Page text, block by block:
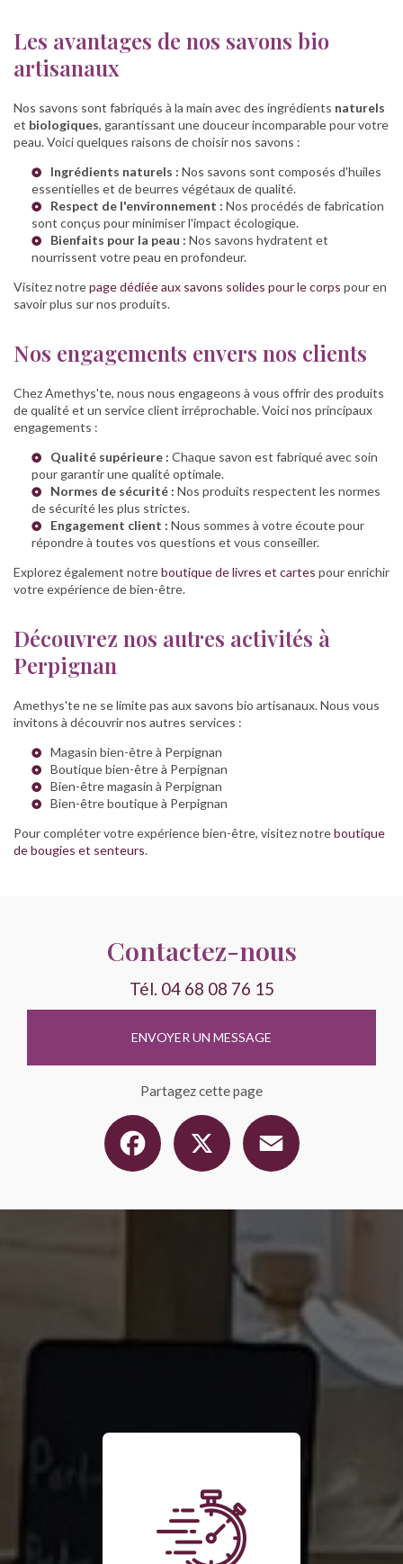
Les avantages de nos savons bio
artisanaux
Nos savons sont fabriqués à la main avec des ingrédients naturels
et biologiques, garantissant une douceur incomparable pour votre
peau. Voici quelques raisons de choisir nos savons :
Ingrédients naturels : Nos savons sont composés d'huiles
essentielles et de beurres végétaux de qualité.
Respect de l'environnement : Nos procédés de fabrication
sont conçus pour minimiser l'impact écologique.
Bienfaits pour la peau : Nos savons hydratent et
nourrissent votre peau en profondeur.
Visitez notrepage dédiée aux savons solides pour le corps pour en
savoir plus sur nos produits.
Nos engagements envers nos clients
Chez Amethys'te, nous nous engageons à vous offrir des produits
de qualité et un service client irréprochable. Voici nos principaux
engagements :
Qualité supérieure : Chaque savon est fabriqué avec soin
pour garantir une qualité optimale.
Normes de sécurité : Nos produits respectent les normes
de sécurité les plus strictes.
Engagement client : Nous sommes à votre écoute pour
répondre à toutes vos questions et vous conseiller.
Explorez également notreboutique de livres et cartes pour enrichir
votre expérience de bien-être.
Découvrez nos autres activités à
Perpignan
Amethys'te ne se limite pas aux savons bio artisanaux. Nous vous
invitons à découvrir nos autres services :
Magasin bien-être à Perpignan
Boutique bien-être à Perpignan
Bien-être magasin à Perpignan
Bien-être boutique à Perpignan
Pour compléter votre expérience bien-être, visitez notreboutique
de bougies et senteurs.
Contactez-nous
Tél. 04 68 08 76 15
ENVOYER UN MESSAGE
Partagez cette page
Facebook